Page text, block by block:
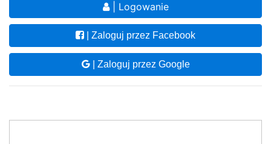
| Logowanie
| Zaloguj przez Facebook
| Zaloguj przez Google